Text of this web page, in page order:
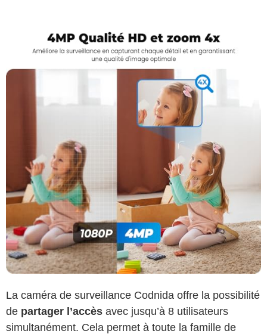
La caméra de surveillance Codnida offre la possibilité
de partager l’accès avec jusqu’à 8 utilisateurs
simultanément. Cela permet à toute la famille de